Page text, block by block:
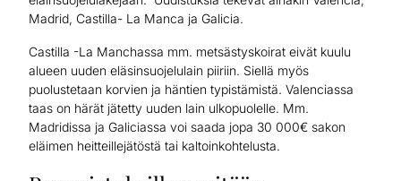
Madrid, Castilla- La Manca ja Galicia.
Castilla -La Manchassa mm. metsästyskoirat eivät kuulu
alueen uuden eläsinsuojelulain piiriin. Siellä myös
puolustetaan korvien ja häntien typistämistä. Valenciassa
taas on härät jätetty uuden lain ulkopuolelle. Mm.
Madridissa ja Galiciassa voi saada jopa 30 000€ sakon
eläimen heitteillejätöstä tai kaltoinkohtelusta.